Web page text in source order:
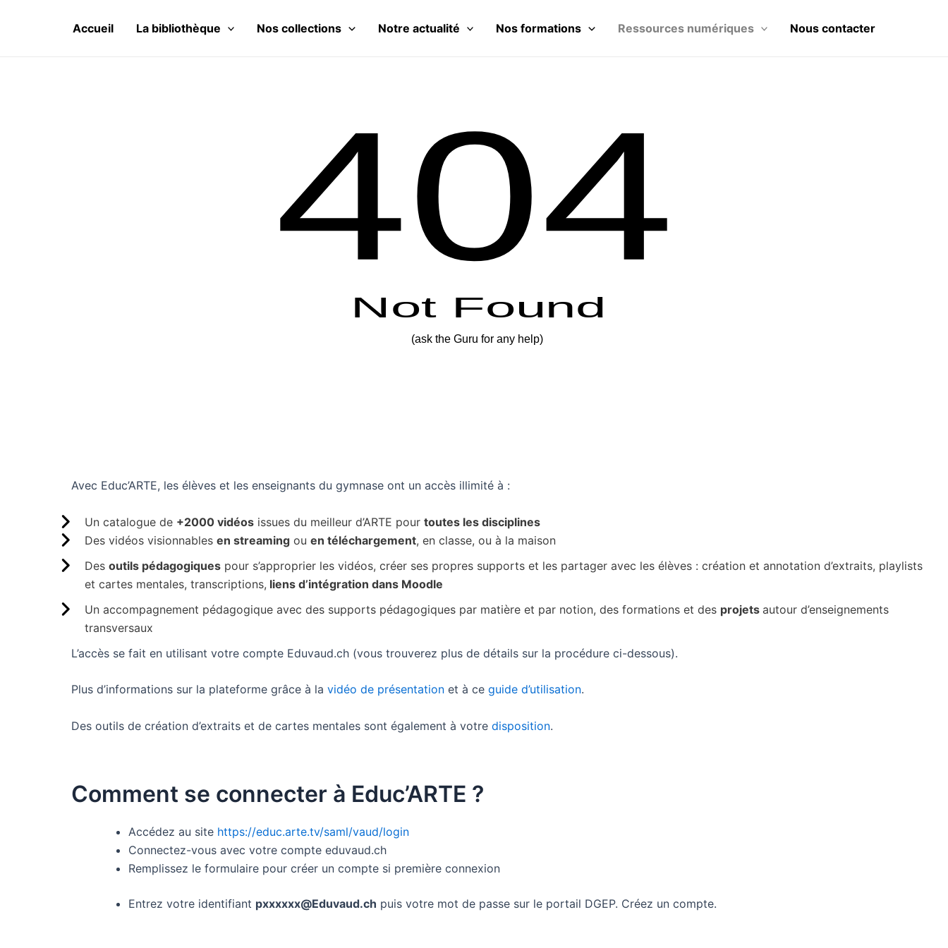
Accueil La bibliothèque Nos collections Notre actualité Nos formations Ressources numériques Nous contacter
Avec Educ’ARTE, les élèves et les enseignants du gymnase ont un accès illimité à :
Un catalogue de +2000 vidéos issues du meilleur d’ARTE pour toutes les disciplines
Des vidéos visionnables en streaming ou en téléchargement, en classe, ou à la maison
Des outils pédagogiques pour s’approprier les vidéos, créer ses propres supports et les partager avec les élèves : création et annotation d’extraits, playlists
et cartes mentales, transcriptions, liens d’intégration dans Moodle
Un accompagnement pédagogique avec des supports pédagogiques par matière et par notion, des formations et des projets autour d’enseignements
transversaux
L’accès se fait en utilisant votre compte Eduvaud.ch (vous trouverez plus de détails sur la procédure ci-dessous).
Plus d’informations sur la plateforme grâce à la vidéo de présentationet à ce guide d’utilisation.
Des outils de création d’extraits et de cartes mentales sont également à votre disposition.
Comment se connecter à Educ’ARTE ?
Accédez au site https://educ.arte.tv/saml/vaud/login
Connectez-vous avec votre compte eduvaud.ch
Remplissez le formulaire pour créer un compte si première connexion
Entrez votre identifiant pxxxxxx@Eduvaud.ch puis votre mot de passe sur le portail DGEP. Créez un compte.